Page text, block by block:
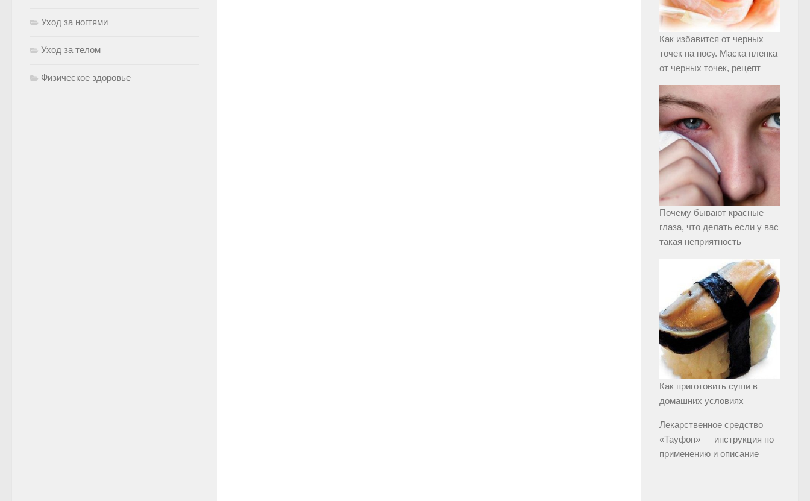
Уход за ногтями
Уход за телом
Физическое здоровье
Как избавится от черных
точек на носу. Маска пленка
от черных точек, рецепт
Почему бывают красные
глаза, что делать если у вас
такая неприятность
Как приготовить суши в
домашних условиях
Лекарственное средство
«Тауфон» — инструкция по
применению и описание